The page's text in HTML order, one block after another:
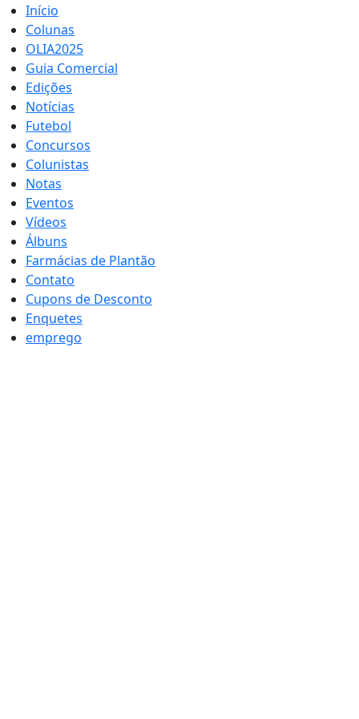
Início
Colunas
OLIA2025
Guia Comercial
Edições
Notícias
Futebol
Concursos
Colunistas
Notas
Eventos
Vídeos
Álbuns
Farmácias de Plantão
Contato
Cupons de Desconto
Enquetes
emprego